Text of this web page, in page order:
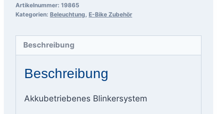
Blinkeranlage
Menge
Artikelnummer: 19865
Kategorien: Beleuchtung E-Bike Zubehör
Beschreibung
Beschreibung
Akkubetriebenes Blinkersystem